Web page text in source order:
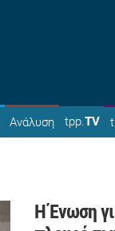
Ανάλυση tpp.TV
Η Ένωση